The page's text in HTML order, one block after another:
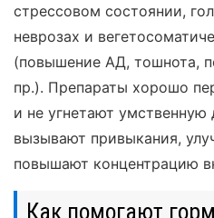
стрессовом состоянии,
неврозах и
(повышение АД, тошнота,
пр.). Препараты хорошо
и не угнетают умственную
вызывают привыкания,
повышают концентрацию
Как помогают